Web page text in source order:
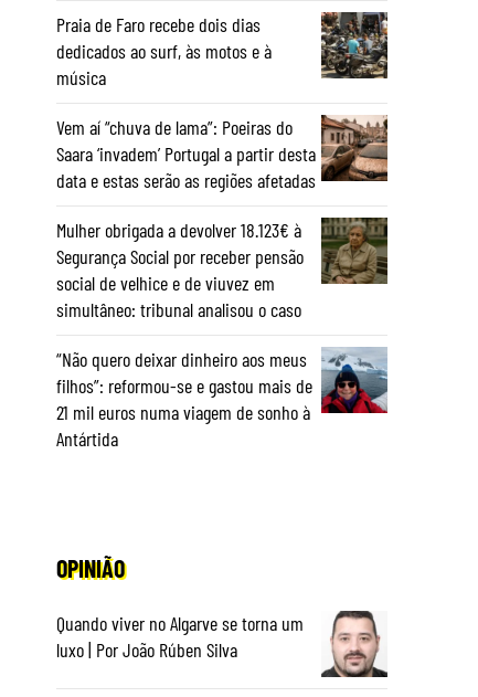
Praia de Faro recebe dois dias
dedicados ao surf, às motos e à
música
Vem aí “chuva de lama”: Poeiras do
Saara ‘invadem’ Portugal a partir desta
data e estas serão as regiões afetadas
Mulher obrigada a devolver 18.123€ à
Segurança Social por receber pensão
social de velhice e de viuvez em
simultâneo: tribunal analisou o caso
“Não quero deixar dinheiro aos meus
filhos”: reformou-se e gastou mais de
21 mil euros numa viagem de sonho à
Antártida
OPINIÃO
Quando viver no Algarve se torna um
luxo | Por João Rúben Silva